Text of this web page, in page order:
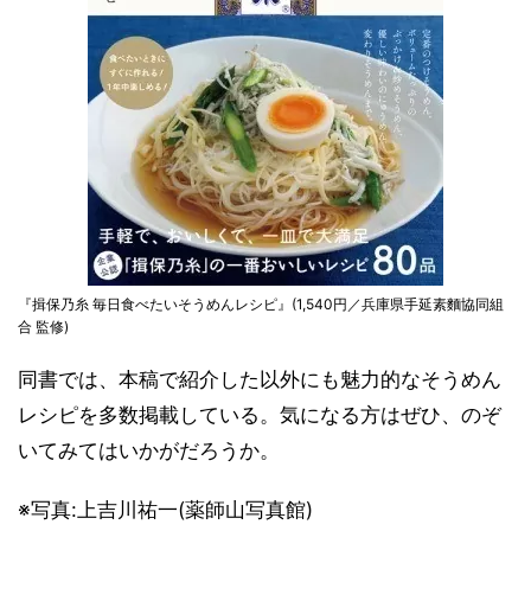
『揖保乃糸 毎日食べたいそうめんレシピ』(1,540円／兵庫県手延素麵協同組
合 監修)
同書では、本稿で紹介した以外にも魅力的なそうめん
レシピを多数掲載している。気になる方はぜひ、のぞ
いてみてはいかがだろうか。
※写真:上吉川祐一(薬師山写真館)